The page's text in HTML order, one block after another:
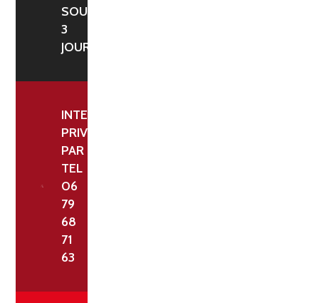
SOUS
3
JOURS
INTERLOCUTEUR
PRIVILÉGIÉ
PAR
TEL
06
79
68
71
63